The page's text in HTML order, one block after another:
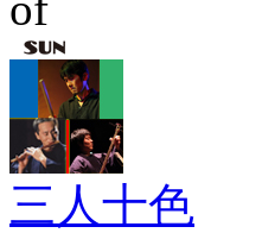
三人十色